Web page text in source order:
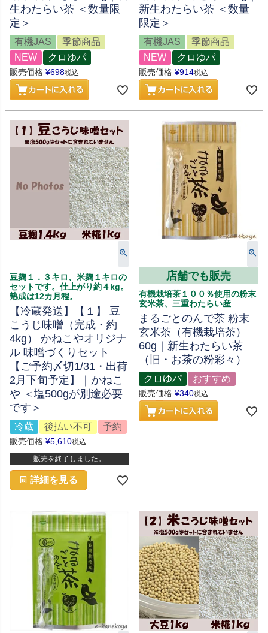
生わたらい茶 ＜数量限
定＞
有機JAS
季節商品
NEW
クロゆパ
販売価格 ¥698税込
新生わたらい茶 ＜数量
限定＞
有機JAS
季節商品
NEW
クロゆパ
販売価格 ¥914税込
豆麹１．３キロ、米麹１キロの
セットです。仕上がり約４kg。
熟成は12カ月程。
【冷蔵発送】【１】 豆
こうじ味噌（完成・約
4kg） かねこやオリジナ
ル 味噌づくりセット
【ご予約〆切1/31・出荷
2月下旬予定】｜かねこ
や ＜塩500gが別途必要
です＞
冷蔵 後払い不可 予約
販売価格 ¥5,610税込
販売を終了しました。
詳細を見る
店舗でも販売
有機栽培茶１００％使用の粉末
玄米茶、三重わたらい産
まるごとのんで茶 粉末
玄米茶（有機栽培茶）
60g｜新生わたらい茶
（旧・お茶の粉彩々）
クロゆパ おすすめ
販売価格 ¥340税込